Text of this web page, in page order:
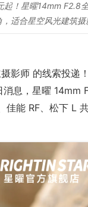
起！星曜14mm F2.8
适合星空风光建筑摄
影师 的线索投递！
消息，星曜 14mm
佳能 RF、松下 L